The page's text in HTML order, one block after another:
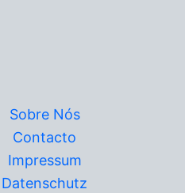
Sobre Nós
Contacto
Impressum
Datenschutz